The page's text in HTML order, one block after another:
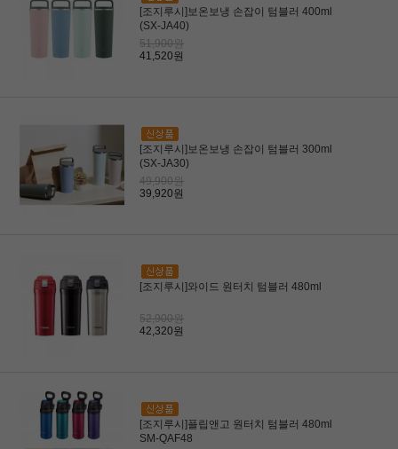
[조지루시]보온보냉 손잡이 텀블러 400ml
(SX-JA40)
51,900원
41,520원
[조지루시]보온보냉 손잡이 텀블러 300ml
(SX-JA30)
49,900원
39,920원
[조지루시]와이드 원터치 텀블러 480ml
52,900원
42,320원
[조지루시]플립앤고 원터치 텀블러 480ml
SM-QAF48